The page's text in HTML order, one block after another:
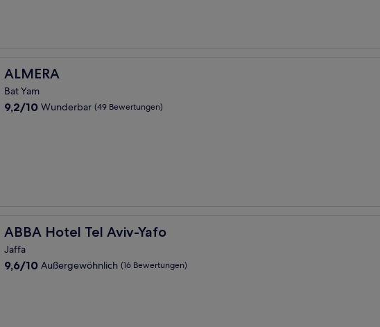
ALMERA
ALMERA
Bat Yam
9.2
9,2/10 Wunderbar (49 Bewertungen)
ABBA Hotel Tel Aviv-Yafo
ABBA Hotel Tel Aviv-Yafo
Jaffa
9.6
9,6/10 Außergewöhnlich (16 Bewertungen)